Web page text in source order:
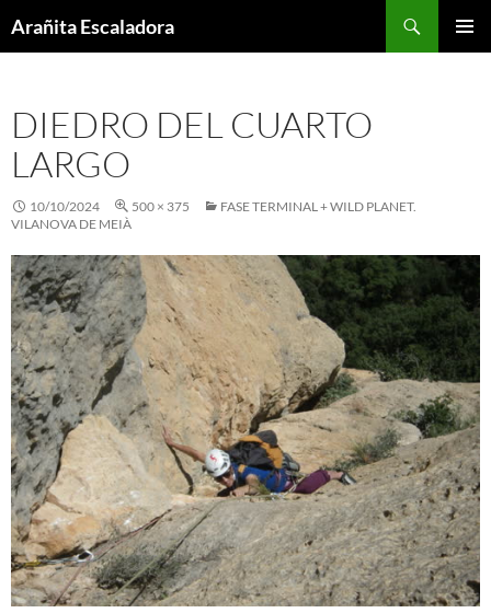
toArañita Escaladora
DIEDRO DEL CUARTO
LARGO
10/10/2024 500 × 375
FASE TERMINAL + WILD PLANET.
VILANOVA DE MEIÀ